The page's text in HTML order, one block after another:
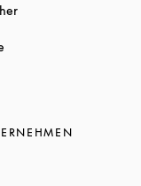
Link Opens in New
Opens in New Tab